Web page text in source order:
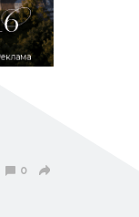
0